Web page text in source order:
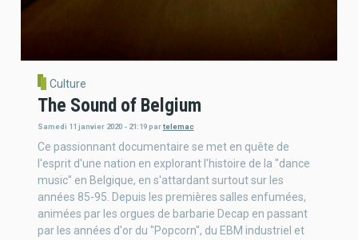
Culture
The Sound of Belgium
Samedi 11 janvier 2020 - 21:19 partelemac
Ce passionnant documentaire se met en quête de
l'esprit d'une nation en explorant l'histoire de la "dance
music" en Belgique, en s'attardant surtout sur les
années 85-95. Depuis les premières salles enfumées,
animées par les orgues de barbarie Decap en passant
par les années d'or du "Popcorn", du EBM industriel et